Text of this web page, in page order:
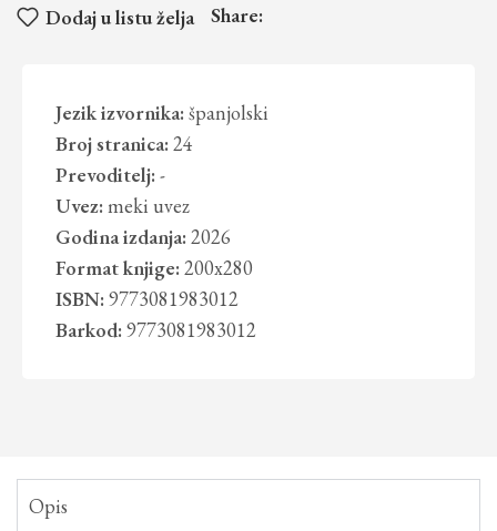
Dodaj u listu želja Share:
Jezik izvornika: španjolski
Broj stranica: 24
Prevoditelj: -
Uvez: meki uvez
Godina izdanja: 2026
Format knjige: 200x280
ISBN: 9773081983012
Barkod: 9773081983012
Opis